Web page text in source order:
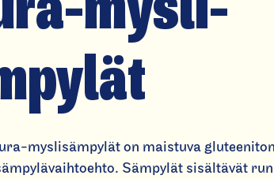
myslisämpylät on maistuva
Sämpylät sisältävät